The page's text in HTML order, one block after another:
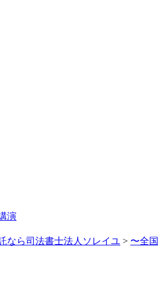
演
なら司法書士法人ソレイユ > 〜全